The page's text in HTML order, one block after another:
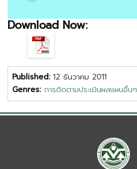
Download Now:
Published: 12 ธันวาคม 2011
Genres: การติดตามประเมินผลแผนอื่นๆ